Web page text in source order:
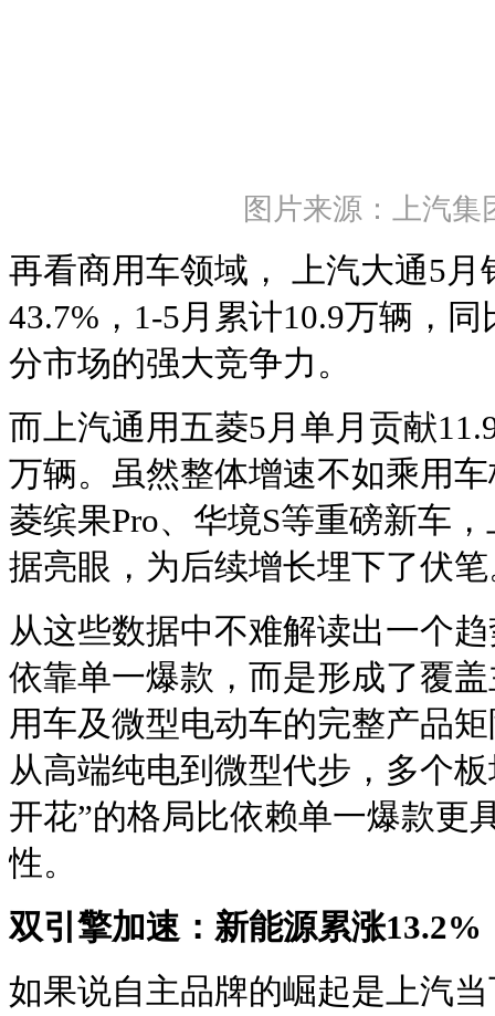
图片来源：上汽集
再看商用车领域， 上汽大通5
43.7%，1-5月累计10.9万辆，
分市场的强大竞争力。
而上汽通用五菱5月单月贡献
万辆。虽然整体增速不如乘用
菱缤果Pro、华境S等重磅新车
据亮眼，为后续增长埋下了伏
从这些数据中不难解读出一个
依靠单一爆款，而是形成了覆
用车及微型电动车的完整产品
从高端纯电到微型代步，多个
开花”的格局比依赖单一爆款更
性。
双引擎加速 ：新能源累涨
如果说自主品牌的崛起是上汽